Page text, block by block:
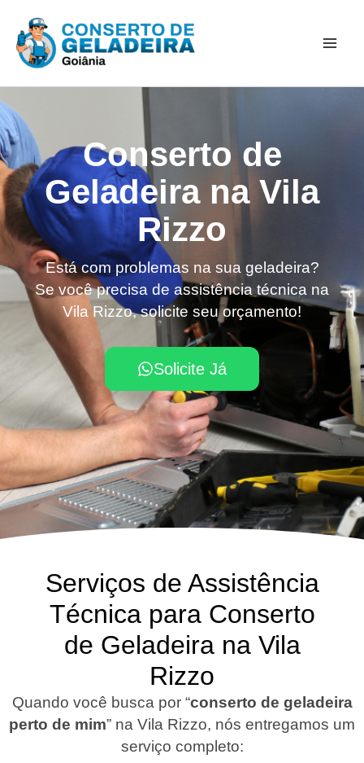
para
Conserto de
Geladeira na Vila
Rizzo
Está com problemas na sua geladeira?
Se você precisa de assistência técnica na
Vila Rizzo, solicite seu orçamento!
Solicite Já
Serviços de Assistência
Técnica para Conserto
de Geladeira na Vila
Rizzo
Quando você busca por “conserto de geladeira
perto de mim” na Vila Rizzo, nós entregamos um
serviço completo: